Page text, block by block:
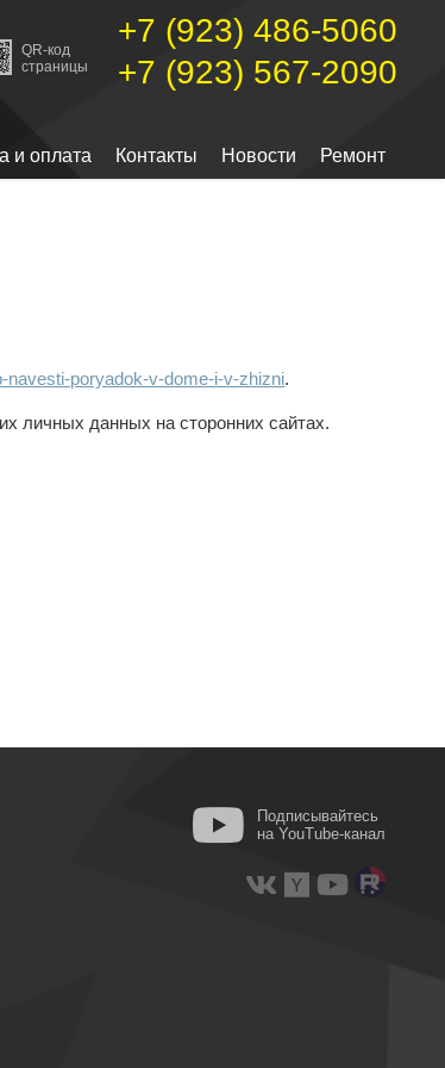
QR-код
страницы
+7 (923) 486-5060
+7 (923) 567-2090
и оплата Контакты Новости Ремонт
navesti-poryadok-v-dome-i-v-zhizni.
личных данных на сторонних сайтах.
Подписывайтесь
на YouTube-канал